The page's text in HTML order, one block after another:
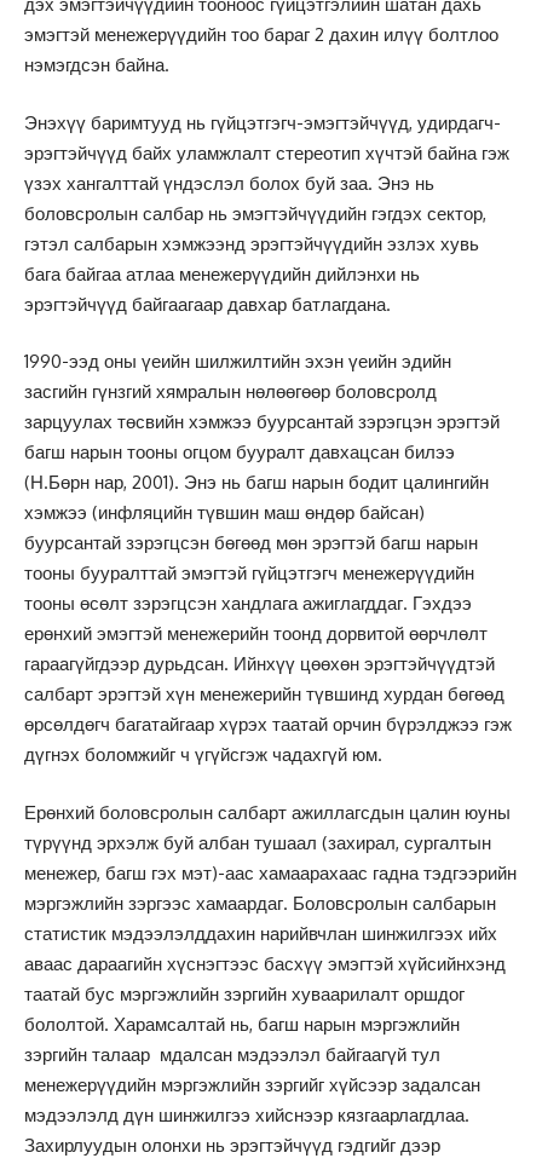
эмэгтэй менежерүүдийн тоо бараг 2 дахин илүү болтлоо
нэмэгдсэн байна.
Энэхүү баримтууд нь гүйцэтгэгч-эмэгтэйчүүд, удирдагч-
эрэгтэйчүүд байх уламжлалт стереотип хүчтэй байна гэж
үзэх хангалттай үндэслэл болох буй заа. Энэ нь
боловсролын салбар нь эмэгтэйчүүдийн гэгдэх сектор,
гэтэл салбарын хэмжээнд эрэгтэйчүүдийн эзлэх хувь
бага байгаа атлаа менежерүүдийн дийлэнхи нь
эрэгтэйчүүд байгаагаар давхар батлагдана.
1990-ээд оны үеийн шилжилтийн эхэн үеийн эдийн
засгийн гүнзгий хямралын нөлөөгөөр боловсролд
зарцуулах төсвийн хэмжээ буурсантай зэрэгцэн эрэгтэй
багш нарын тооны огцом бууралт давхацсан билээ
(Н.Бөрн нар, 2001). Энэ нь багш нарын бодит цалингийн
хэмжээ (инфляцийн түвшин маш өндөр байсан)
буурсантай зэрэгцсэн бөгөөд мөн эрэгтэй багш нарын
тооны бууралттай эмэгтэй гүйцэтгэгч менежерүүдийн
тооны өсөлт зэрэгцсэн хандлага ажиглагддаг. Гэхдээ
ерөнхий эмэгтэй менежерийн тоонд дорвитой өөрчлөлт
гараагүйгдээр дурьдсан. Ийнхүү цөөхөн эрэгтэйчүүдтэй
салбарт эрэгтэй хүн менежерийн түвшинд хурдан бөгөөд
өрсөлдөгч багатайгаар хүрэх таатай орчин бүрэлджээ гэж
дүгнэх боломжийг ч үгүйсгэж чадахгүй юм.
Ерөнхий боловсролын салбарт ажиллагсдын цалин юуны
түрүүнд эрхэлж буй албан тушаал (захирал, сургалтын
менежер, багш гэх мэт)-аас хамаарахаас гадна тэдгээрийн
мэргэжлийн зэргээс хамаардаг. Боловсролын салбарын
статистик мэдээлэлддахин нарийвчлан шинжилгээх ийх
аваас дараагийн хүснэгтээс басхүү эмэгтэй хүйсийнхэнд
таатай бус мэргэжлийн зэргийн хуваарилалт оршдог
бололтой. Харамсалтай нь, багш нарын мэргэжлийн
зэргийн талаар мдалсан мэдээлэл байгаагүй тул
менежерүүдийн мэргэжлийн зэргийг хүйсээр задалсан
мэдээлэлд дүн шинжилгээ хийснээр кязгаарлагдлаа.
Захирлуудын олонхи нь эрэгтэйчүүд гэдгийг дээр